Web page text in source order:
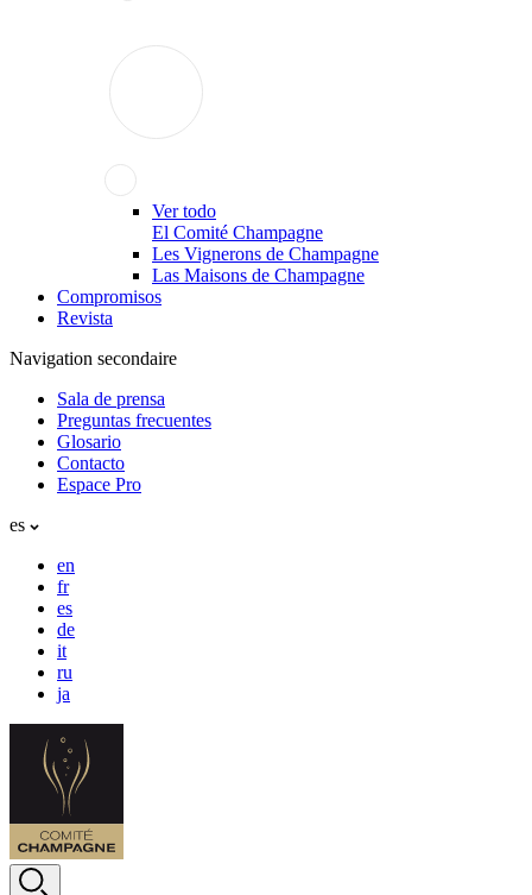
Ver todo
El Comité Champagne
Les Vignerons de Champagne
Las Maisons de Champagne
Compromisos
Revista
Navigation secondaire
Sala de prensa
Preguntas frecuentes
Glosario
Contacto
Espace Pro
es
en
fr
es
de
it
ru
ja